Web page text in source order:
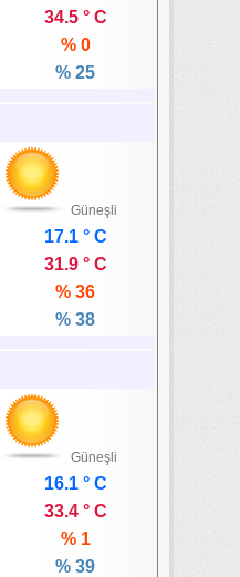
34.5 ° C
% 0
% 25
Güneşli
17.1 ° C
31.9 ° C
% 36
% 38
Güneşli
16.1 ° C
33.4 ° C
% 1
% 39